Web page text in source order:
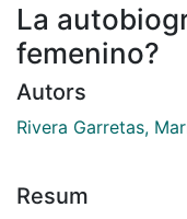
La
femenino?
Autors
Rivera Garretas,
Resum